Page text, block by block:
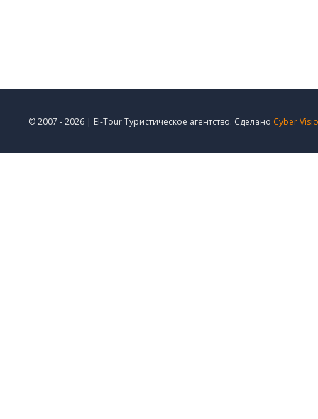
© 2007 - 2026 | El-Tour Туристическое агентство. Сделано Cyber